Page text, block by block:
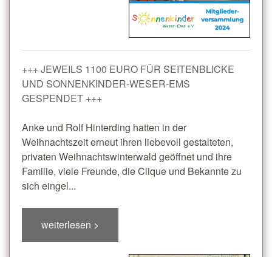
+++ JEWEILS 1100 EURO FÜR SEITENBLICKE
UND SONNENKINDER-WESER-EMS
GESPENDET +++
Anke und Rolf Hinterding hatten in der
Weihnachtszeit erneut ihren liebevoll gestalteten,
privaten Weihnachtswinterwald geöffnet und ihre
Familie, viele Freunde, die Clique und Bekannte zu
sich eingel...
weiterlesen >